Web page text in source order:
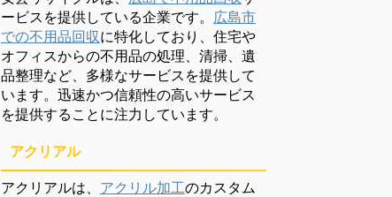
ービスを提供している企業です。 広島市
での不用品回収に特化しており、住宅や
オフィスからの不用品の処理、清掃、遺
品整理など、多様なサービスを提供して
います。迅速かつ信頼性の高いサービス
を提供することに注力しています。
アクリアル
アクリアルは、 アクリル加工のカスタム